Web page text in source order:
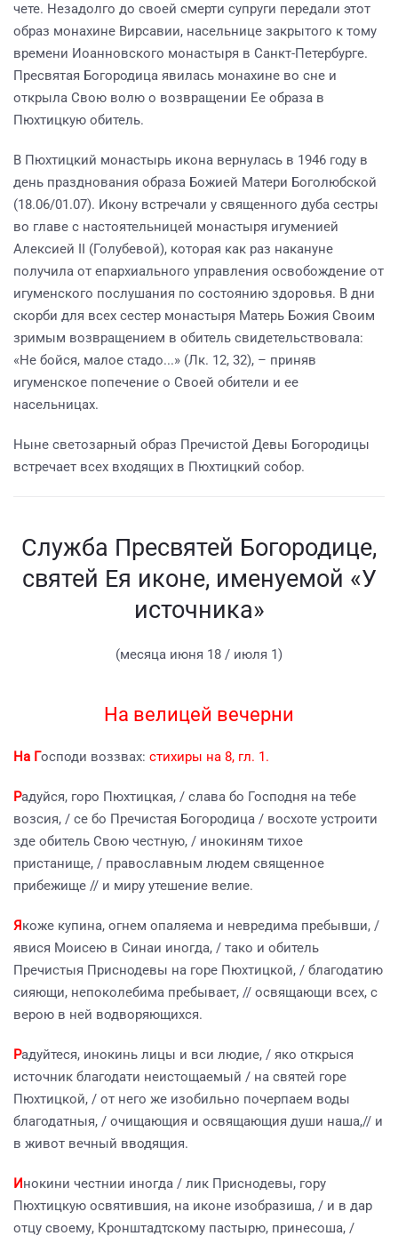
чете. Незадолго до своей смерти супруги передали этот
образ монахине Вирсавии, насельнице закрытого к тому
времени Иоанновского монастыря в Санкт-Петербурге.
Пресвятая Богородица явилась монахине во сне и
открыла Свою волю о возвращении Ее образа в
Пюхтицкую обитель.
В Пюхтицкий монастырь икона вернулась в 1946 году в
день празднования образа Божией Матери Боголюбской
(18.06/01.07). Икону встречали у священного дуба сестры
во главе с настоятельницей монастыря игуменией
Алексией II (Голубевой), которая как раз накануне
получила от епархиального управления освобождение от
игуменского послушания по состоянию здоровья. В дни
скорби для всех сестер монастыря Матерь Божия Своим
зримым возвращением в обитель свидетельствовала:
«Не бойся, малое стадо...» (Лк. 12, 32), – приняв
игуменское попечение о Своей обители и ее
насельницах.
Ныне светозарный образ Пречистой Девы Богородицы
встречает всех входящих в Пюхтицкий собор.
Служба Пресвятей Богородице,
святей Ея иконе, именуемой «У
источника»
(месяца июня 18 / июля 1)
На велицей вечерни
На Господи воззвах: стихиры на 8, гл. 1.
Радуйся, горо Пюхтицкая, / слава бо Господня на тебе
возсия, / се бо Пречистая Богородица / восхоте устроити
зде обитель Свою честную, / инокиням тихое
пристанище, / православным людем священное
прибежище // и миру утешение велие.
Якоже купина, огнем опаляема и невредима пребывши, /
явися Моисею в Синаи иногда, / тако и обитель
Пречистыя Приснодевы на горе Пюхтицкой, / благодатию
сияющи, непоколебима пребывает, // освящающи всех, с
верою в ней водворяющихся.
Радуйтеся, инокинь лицы и вси людие, / яко открыся
источник благодати неистощаемый / на святей горе
Пюхтицкой, / от него же изобильно почерпаем воды
благодатныя, / очищающия и освящающия души наша,// и
в живот вечный вводящия.
Инокини честнии иногда / лик Приснодевы, гору
Пюхтицкую освятившия, на иконе изобразиша, / и в дар
отцу своему, Кронштадтскому пастырю, принесоша, /